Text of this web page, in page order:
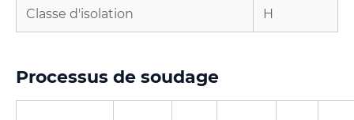
Classe d'isolation H
Processus de soudage